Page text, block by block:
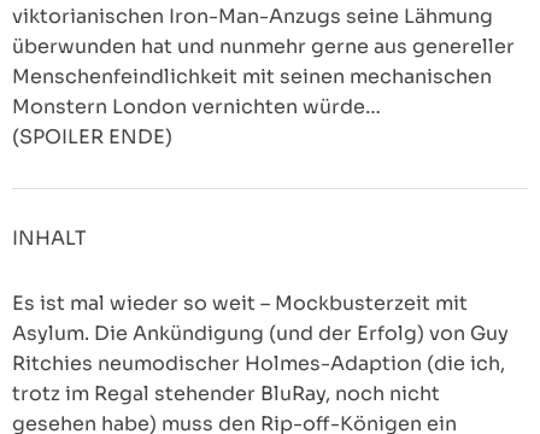
viktorianischen Iron-Man-Anzugs seine Lähmung
überwunden hat und nunmehr gerne aus genereller
Menschenfeindlichkeit mit seinen mechanischen
Monstern London vernichten würde…
(SPOILER ENDE)
INHALT
Es ist mal wieder so weit – Mockbusterzeit mit
Asylum. Die Ankündigung (und der Erfolg) von Guy
Ritchies neumodischer Holmes-Adaption (die ich,
trotz im Regal stehender BluRay, noch nicht
gesehen habe) muss den Rip-off-Königen ein